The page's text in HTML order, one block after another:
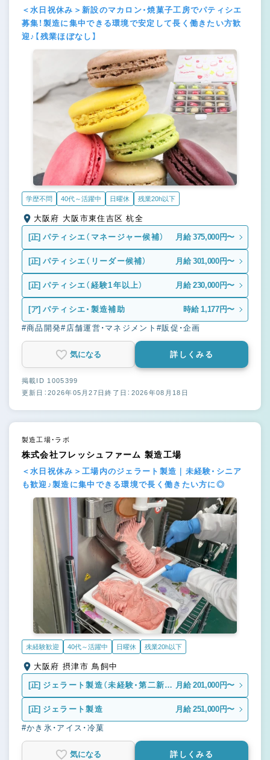
＜水日祝休み＞新設のマカロン・焼菓子工房でパティシエ
募集！製造に集中できる環境で安定して長く働きたい方歓
迎♪【残業ほぼなし】
学歴不問 40代～活躍中 日曜休 残業20h以下
大阪府 大阪市東住吉区 杭全
[正] パティシエ（マネージャー候補） 月給 375,000円〜
[正] パティシエ（リーダー候補） 月給 301,000円〜
[正] パティシエ（経験1年以上） 月給 230,000円〜
[ア] パティシエ・製造補助 時給 1,177円〜
#商品開発#店舗運営・マネジメント #販促・企画
気になる 詳しくみる
掲載ID 1005399
更新日：2026年05月27日終了日：2026年08月18日
製造工場・ラボ
株式会社フレッシュファーム 製造工場
＜水日祝休み＞工場内のジェラート製造｜未経験・シニア
も歓迎♪製造に集中できる環境で長く働きたい方に◎
未経験歓迎 40代～活躍中 日曜休 残業20h以下
大阪府 摂津市 鳥飼中
[正] ジェラート製造（未経験・第二新
卒）
月給 201,000円〜
[正] ジェラート製造 月給 251,000円〜
#かき氷・アイス・冷菓
気になる 詳しくみる